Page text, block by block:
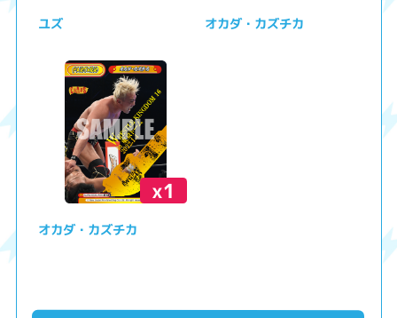
ユズ オカダ・カズチカ
x1
オカダ・カズチカ